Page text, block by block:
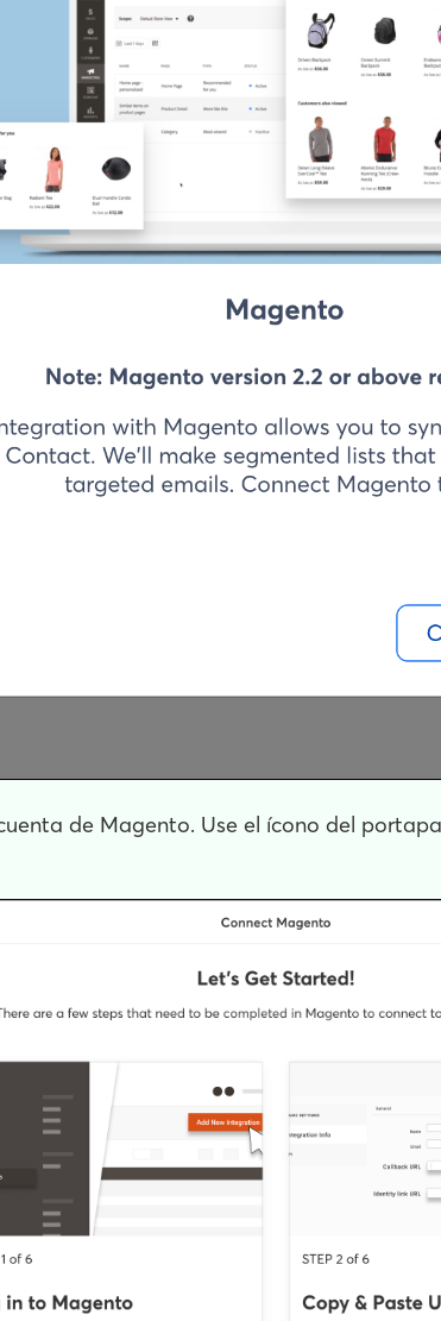
de Magento. Use el ícono del